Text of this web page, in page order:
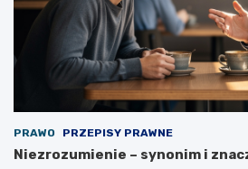
PRAWO PRZEPISY PRAWNE
Niezrozumienie – synonim i